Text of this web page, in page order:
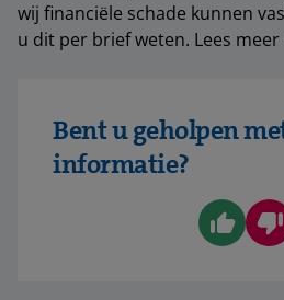
wij financiële schade kunnen
u dit per brief weten. Lees
Bent u geholpen
informatie?